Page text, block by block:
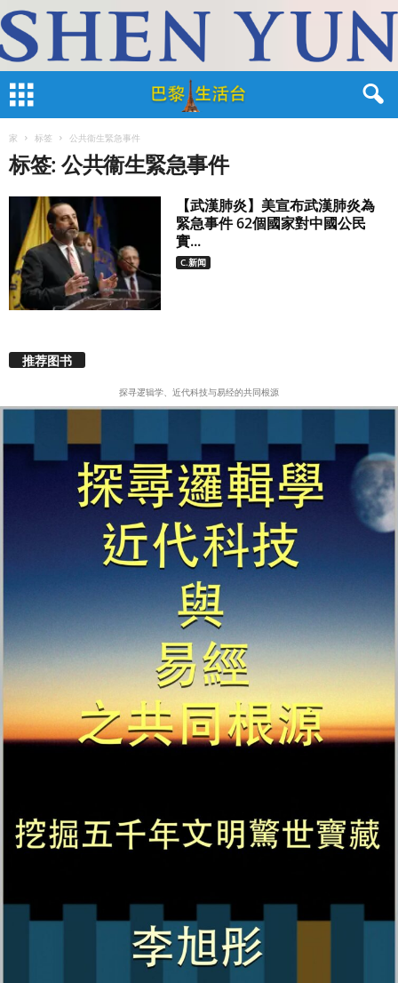
家 标签 公共衞生緊急事件
标签: 公共衞生緊急事件
【武漢肺炎】美宣布武漢肺炎為
緊急事件 62個國家對中國公民
實...
C.新闻
推荐图书
探寻逻辑学、近代科技与易经的共同根源